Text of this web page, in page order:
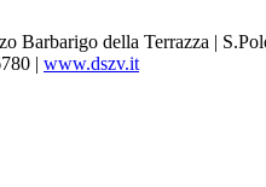
Barbarigo della Terrazza |
| www.dszv.it